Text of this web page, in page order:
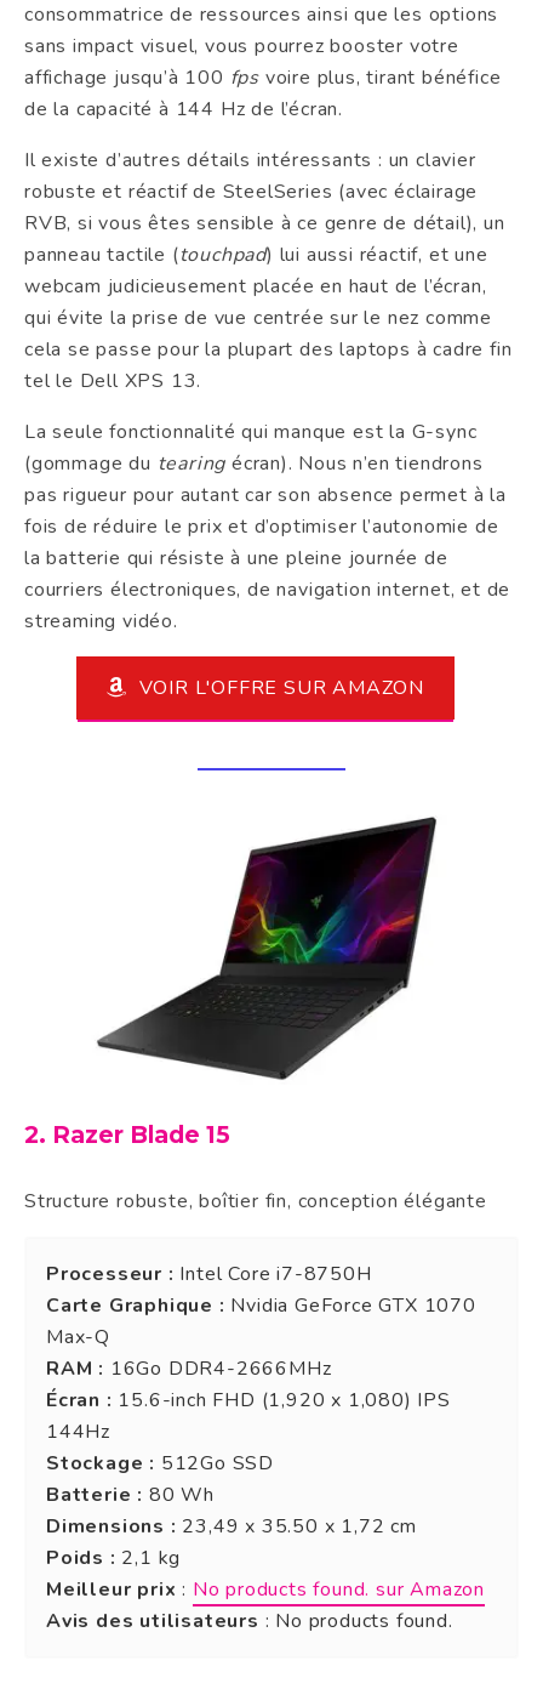
consommatrice de ressources ainsi que les options
sans impact visuel, vous pourrez booster votre
affichage jusqu’à 100 fps voire plus, tirant bénéfice
de la capacité à 144 Hz de l’écran.
Il existe d’autres détails intéressants : un clavier
robuste et réactif de SteelSeries (avec éclairage
RVB, si vous êtes sensible à ce genre de détail), un
panneau tactile (touchpad) lui aussi réactif, et une
webcam judicieusement placée en haut de l’écran,
qui évite la prise de vue centrée sur le nez comme
cela se passe pour la plupart des laptops à cadre fin
tel le Dell XPS 13.
La seule fonctionnalité qui manque est la G-sync
(gommage du tearing écran). Nous n’en tiendrons
pas rigueur pour autant car son absence permet à la
fois de réduire le prix et d’optimiser l’autonomie de
la batterie qui résiste à une pleine journée de
courriers électroniques, de navigation internet, et de
streaming vidéo.
VOIR L'OFFRE SUR AMAZON
2. Razer Blade 15
Structure robuste, boîtier fin, conception élégante
Processeur : Intel Core i7-8750H
Carte Graphique : Nvidia GeForce GTX 1070
Max-Q
RAM : 16Go DDR4-2666MHz
Écran : 15.6-inch FHD (1,920 x 1,080) IPS
144Hz
Stockage : 512Go SSD
Batterie : 80 Wh
Dimensions : 23,49 x 35.50 x 1,72 cm
Poids : 2,1 kg
Meilleur prix : No products found. sur Amazon
Avis des utilisateurs : No products found.